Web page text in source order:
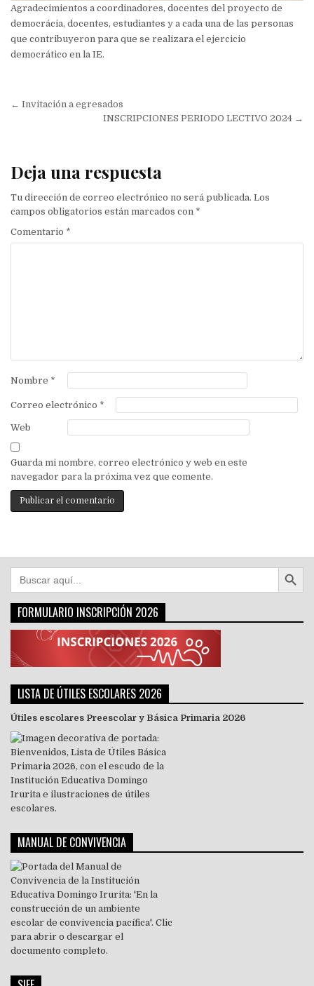
Agradecimientos a coordinadores, docentes del proyecto de
democrácia, docentes, estudiantes y a cada una de las personas
que contribuyeron para que se realizara el ejercicio
democrático en la IE.
Navegación de entradas
← Invitación a egresados
INSCRIPCIONES PERIODO LECTIVO 2024 →
Deja una respuesta
Tu dirección de correo electrónico no será publicada. Los
campos obligatorios están marcados con *
Comentario *
Nombre *
Correo electrónico *
Web
Guarda mi nombre, correo electrónico y web en este
navegador para la próxima vez que comente.
Buscar: Botón de
FORMULARIO INSCRIPCIÓN 2026
LISTA DE ÚTILES ESCOLARES 2026
Útiles escolares Preescolar y Básica Primaria 2026
MANUAL DE CONVIVENCIA